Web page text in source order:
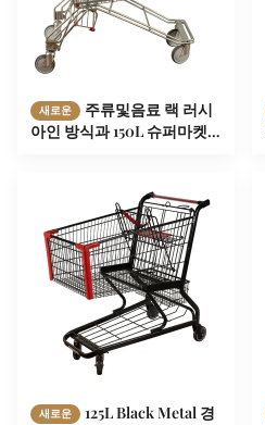
새로운
주류및음료 랙 러시
아인 방식과 150L 슈퍼마켓
새로운
125L Black Metal 경